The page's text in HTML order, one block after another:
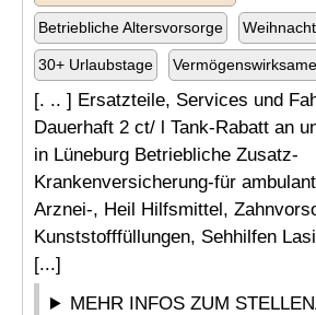
Betriebliche Altersvorsorge
30+ Urlaubstage
[. .. ] Ersatzteile, Services und
Dauerhaft 2 ct/ l Tank-Rabatt an
in Lüneburg Betriebliche Zusatz-
Krankenversicherung-für
Arznei-, Heil Hilfsmittel,
Kunststofffüllungen, Sehhilfen
[...]
MEHR INFOS ZUM